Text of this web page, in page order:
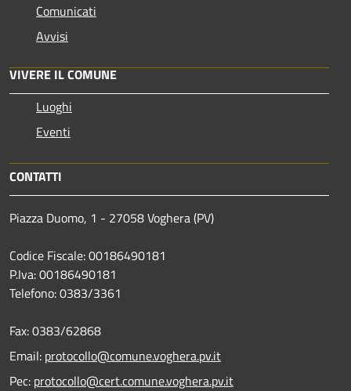
Comunicati
Avvisi
VIVERE IL COMUNE
Luoghi
Eventi
CONTATTI
Piazza Duomo, 1 - 27058 Voghera (PV)
Codice Fiscale: 00186490181
P.Iva: 00186490181
Telefono:0383/3361
Fax:0383/62868
Email: protocollo@comune.voghera.pv.it
Pec: protocollo@cert.comune.voghera.pv.it